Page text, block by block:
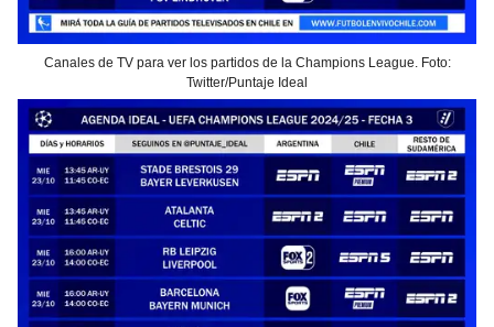
Canales de TV para ver los partidos de la Champions League. Foto:
Twitter/Puntaje Ideal